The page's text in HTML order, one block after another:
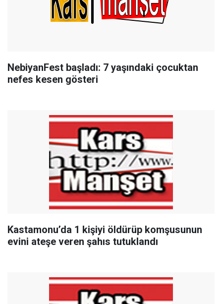
NebiyanFest başladı: 7 yaşındaki çocuktan
nefes kesen gösteri
Kastamonu’da 1 kişiyi öldürüp komşusunun
evini ateşe veren şahıs tutuklandı